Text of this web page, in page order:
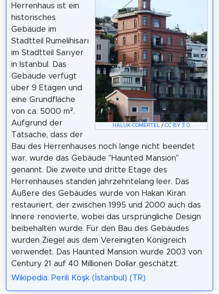
HALUK COMERTEL /CC BY 3.0
Herrenhaus ist ein
historisches
Gebäude im
Stadtteil Rumelihisarı
im Stadtteil Sarıyer
in Istanbul. Das
Gebäude verfügt
über 9 Etagen und
eine Grundfläche
von ca. 5000 m².
Aufgrund der
Tatsache, dass der
Bau des Herrenhauses noch lange nicht beendet
war, wurde das Gebäude "Haunted Mansion"
genannt. Die zweite und dritte Etage des
Herrenhauses standen jahrzehntelang leer. Das
Äußere des Gebäudes wurde von Hakan Kiran
restauriert, der zwischen 1995 und 2000 auch das
Innere renovierte, wobei das ursprüngliche Design
beibehalten wurde. Für den Bau des Gebäudes
wurden Ziegel aus dem Vereinigten Königreich
verwendet. Das Haunted Mansion wurde 2003 von
Century 21 auf 40 Millionen Dollar geschätzt.
Wikipedia: Perili Köşk (İstanbul) (TR)